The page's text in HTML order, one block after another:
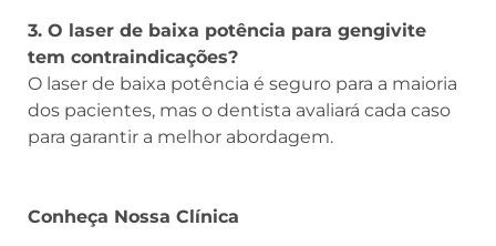
3. O laser de baixa potência para gengivite
tem contraindicações?
O laser de baixa potência é seguro para a maioria
dos pacientes, mas o dentista avaliará cada caso
para garantir a melhor abordagem.
Conheça Nossa Clínica